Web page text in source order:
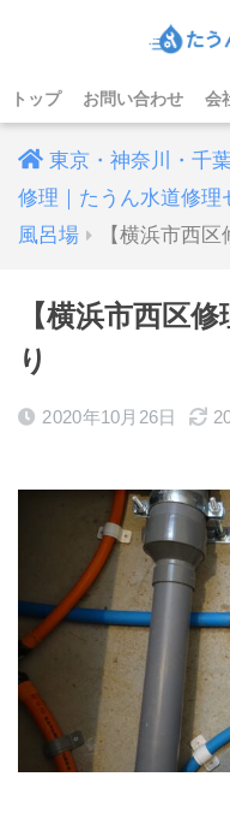
トップ お問い合わせ 会
東京・神奈川・千
修理｜たうん水道修理
風呂場
【横浜市西
【横浜市西区
り
2020年10月26日